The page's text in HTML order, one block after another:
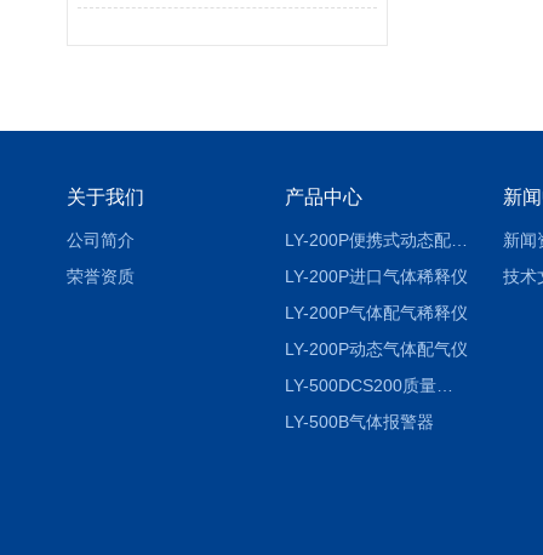
关于我们
公司简介
荣誉资质
产品中心
LY-200P便携式动态配气仪进口
LY-200P进口气体稀释仪
LY-200P气体配气稀释仪
LY-200P动态气体配气仪
LY-500DCS200质量流量控制仪
LY-500B气体报警器
新
新闻
技术